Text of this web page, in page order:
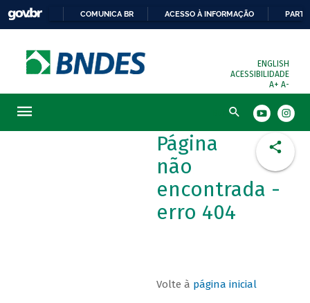
COMUNICA BR ACESSO À INFORMAÇÃO
ENGLISH
ACESSIBILIDADE
A+ A-
Busca
Página
não
encontrada -
erro 404
Volte à página inicial